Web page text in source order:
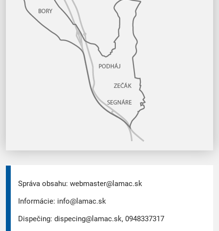
Správa obsahu: webmaster@lamac.sk
Informácie: info@lamac.sk
Dispečing: dispecing@lamac.sk, 0948337317